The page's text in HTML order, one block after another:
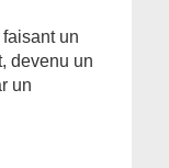
un
devenu un
un